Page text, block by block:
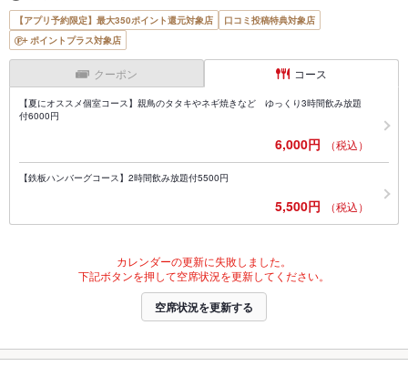
【アプリ予約限定】最大350ポイント還元対象店
口コミ投稿特典対象店
ポイントプラス対象店
クーポン コース
【夏にオススメ個室コース】親鳥のタタキやネギ焼きなど ゆっくり3時間飲み放題
付6000円
6,000円 （税込）
【鉄板ハンバーグコース】2時間飲み放題付5500円
5,500円 （税込）
カレンダーの更新に失敗しました。
下記ボタンを押して空席状況を更新してください。
空席状況を更新する